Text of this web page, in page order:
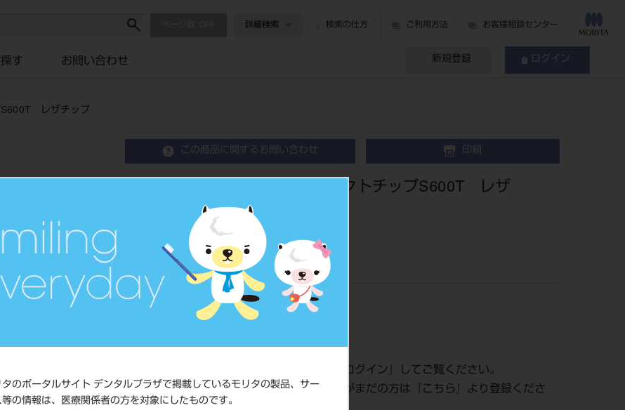
タのポータルサイト デンタルプラザで掲載しているモリタの製品、サー
等の情報は、医療関係者の方を対象にしたものです。
詳細検索 検索の仕方 ご利用方法 お客様相談センター
す お問い合わせ 新規登録 ログイン
S600T レザチップ
この商品に関するお問い合わせ 印刷
アーウィンアドベール コンタクトチップS600T レザ
Er:Yag Laser Device Erwin Adverl EVO
歯科用Er:YAGレーザー装置
品目コード 108001706
標準価格
ログイン 』してご覧ください。
ネット会員登録がまだの方は『
こちら
』より登録くださ